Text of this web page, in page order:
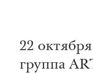
22
группа